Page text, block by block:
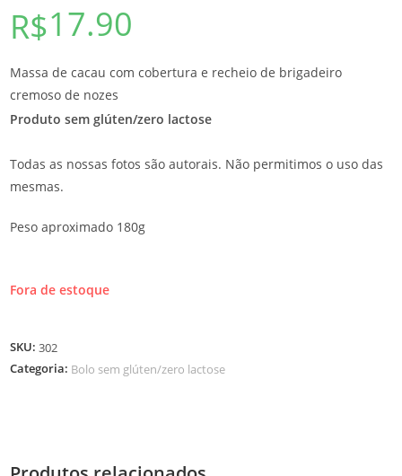
R$17.90
Massa de cacau com cobertura e recheio de brigadeiro
cremoso de nozes
Produto sem glúten/zero lactose
Todas as nossas fotos são autorais. Não permitimos o uso das
mesmas.
Peso aproximado 180g
Fora de estoque
SKU:302
Categoria: Bolo sem glúten/zero lactose